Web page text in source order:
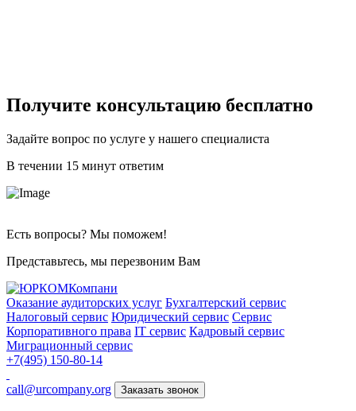
Получите консультацию бесплатно
Задайте вопрос по услуге у нашего специалиста
В течении 15 минут ответим
Есть вопросы? Мы поможем!
Представьтесь, мы перезвоним Вам
Оказание аудиторских услуг Бухгалтерский сервис
Налоговый сервис Юридический сервис Сервис
Корпоративного права IT сервис Кадровый сервис
Миграционный сервис
+7(495) 150-80-14
call@urcompany.org Заказать звонок